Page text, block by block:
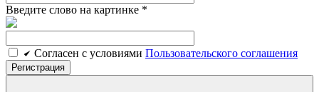
Введите слово на картинке *
Cогласен c условиями Пользовательского соглашения